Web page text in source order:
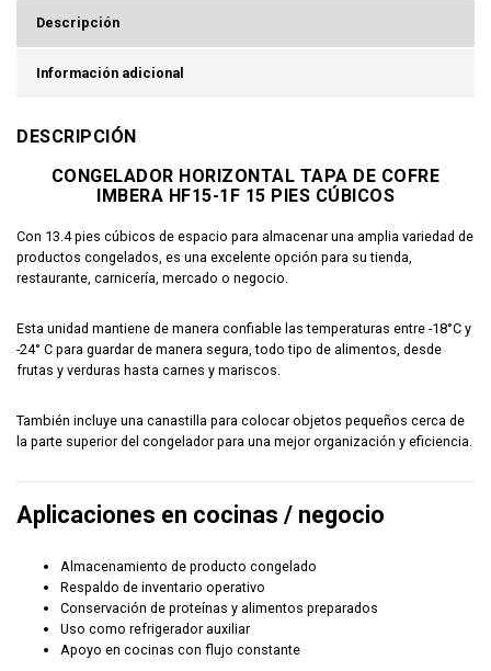
Descripción
Información adicional
DESCRIPCIÓN
CONGELADOR HORIZONTAL TAPA DE COFRE
IMBERA HF15-1F 15 PIES CÚBICOS
Con 13.4 pies cúbicos de espacio para almacenar una amplia variedad de
productos congelados, es una excelente opción para su tienda,
restaurante, carnicería, mercado o negocio.
Esta unidad mantiene de manera confiable las temperaturas entre -18°C y
-24° C para guardar de manera segura, todo tipo de alimentos, desde
frutas y verduras hasta carnes y mariscos.
También incluye una canastilla para colocar objetos pequeños cerca de
la parte superior del congelador para una mejor organización y eficiencia.
Aplicaciones en cocinas / negocio
Almacenamiento de producto congelado
Respaldo de inventario operativo
Conservación de proteínas y alimentos preparados
Uso como refrigerador auxiliar
Apoyo en cocinas con flujo constante